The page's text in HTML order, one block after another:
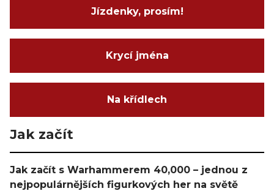
Jízdenky, prosím!
Krycí jména
Na křídlech
Jak začít
Jak začít s Warhammerem 40,000 – jednou z
nejpopulárnějších figurkových her na světě